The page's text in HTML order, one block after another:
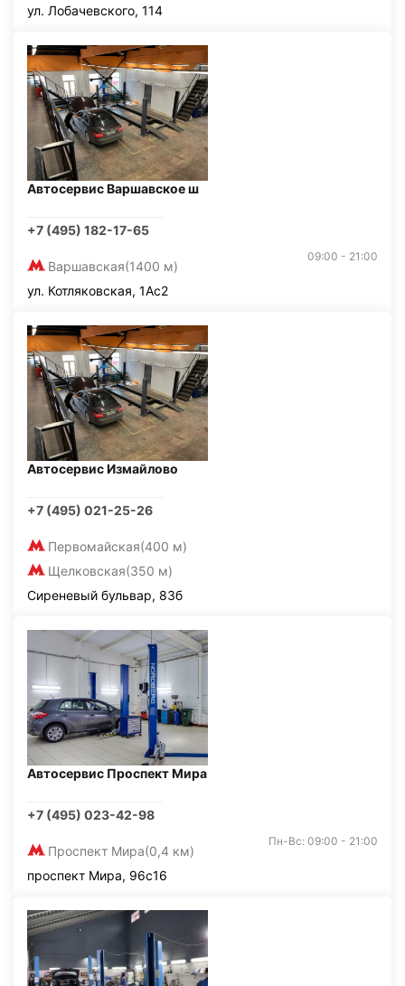
ул. Лобачевского, 114
Автосервис Варшавское ш
+7 (495) 182-17-65
Варшавская(1400 м)
09:00 - 21:00
ул. Котляковская, 1Ас2
Автосервис Измайлово
+7 (495) 021-25-26
Первомайская(400 м)
Щелковская(350 м)
Сиреневый бульвар, 83б
Автосервис Проспект Мира
+7 (495) 023-42-98
Проспект Мира(0,4 км)
Пн-Вс: 09:00 - 21:00
проспект Мира, 96с16